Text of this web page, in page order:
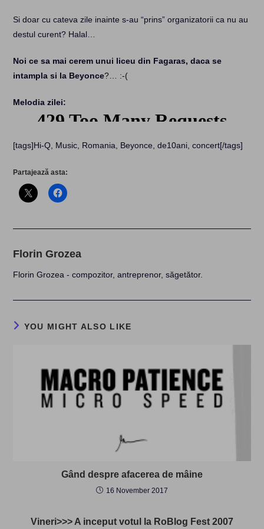
Si doar cu cateva zile inainte s-au “prins” organizatorii ca nu au
destul curent? Halal…
Noi ce sa mai cerem unui liceu din Fagaras, daca se
intampla si la Beyonce?… :-(
Melodia zilei:
[tags]Hi-Q, Music, Romania, Beyonce, de10ani, concert[/tags]
Partajează asta:
Florin Grozea
Florin Grozea - compozitor, antreprenor, săgetător.
YOU MIGHT ALSO LIKE
Gând despre afacerea de mâine
16 November 2017
Vineri>>> A inceput votul la RoBlog Fest 2007